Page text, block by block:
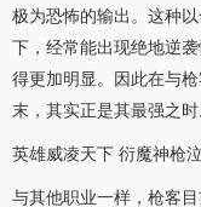
极为恐怖的输出。这种
下，经常能出现绝地逆
得更加明显。因此在与
末，其实正是其最强之时
英雄威凌天下 衍魔神枪
与其他职业一样，枪客